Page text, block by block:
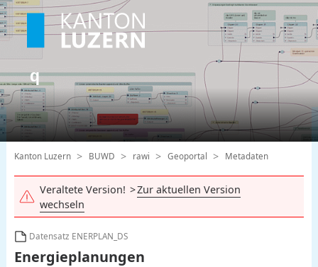
Kanton Luzern BUWD rawi Geoportal Metadaten
Veraltete Version!
Zur aktuellen Version
wechseln
Datensatz ENERPLAN_DS
Energieplanungen